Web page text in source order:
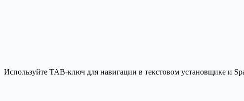
Используйте TAB-ключ для навигации в текстовом установщике и